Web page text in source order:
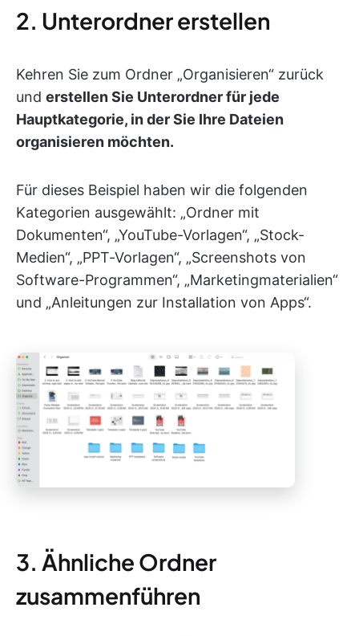
2. Unterordner erstellen
Kehren Sie zum Ordner „Organisieren“ zurück
und erstellen Sie Unterordner für jede
Hauptkategorie, in der Sie Ihre Dateien
organisieren möchten.
Für dieses Beispiel haben wir die folgenden
Kategorien ausgewählt: „Ordner mit
Dokumenten“, „YouTube-Vorlagen“, „Stock-
Medien“, „PPT-Vorlagen“, „Screenshots von
Software-Programmen“, „Marketingmaterialien“
und „Anleitungen zur Installation von Apps“.
3. Ähnliche Ordner
zusammenführen